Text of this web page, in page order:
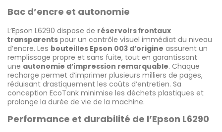
Bac d’encre et autonomie
L’Epson L6290 dispose de réservoirs frontaux
transparents pour un contrôle visuel immédiat du niveau
d’encre. Les bouteilles Epson 003 d’origine assurent un
remplissage propre et sans fuite, tout en garantissant
une autonomie d’impression remarquable. Chaque
recharge permet d’imprimer plusieurs milliers de pages,
réduisant drastiquement les coûts d’entretien. Sa
conception EcoTank minimise les déchets plastiques et
prolonge la durée de vie de la machine.
Performance et durabilité de l’Epson L6290